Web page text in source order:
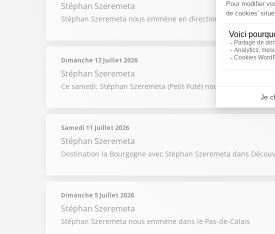
Stéphan Szeremeta
Stéphan Szeremeta nous emmène en direction de la Meuse
Dimanche 12 Juillet 2026
Stéphan Szeremeta
Ce samedi, Stéphan Szeremeta (Petit Futé) nous emmène à la
Samedi 11 Juillet 2026
Stéphan Szeremeta
Destination la Bourgogne avec Stéphan Szeremeta dans
Dimanche 5 Juillet 2026
Stéphan Szeremeta
Stéphan Szeremeta nous emmène dans le Pas-de-Calais